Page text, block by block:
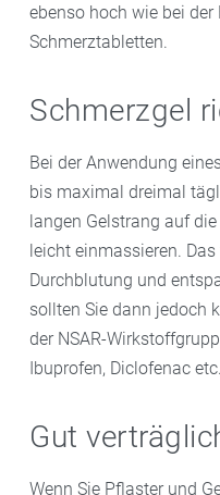
ebenso hoch wie bei der
Schmerztabletten.
Schmerzgel
Bei der Anwendung
bis maximal dreimal
langen Gelstrang auf
leicht einmassieren.
Durchblutung und
sollten Sie dann jedoch
der NSAR-
Ibuprofen, Diclofenac
Gut
Wenn Sie Pflaster und